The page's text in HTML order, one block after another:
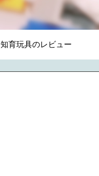
知育玩具のレビュー